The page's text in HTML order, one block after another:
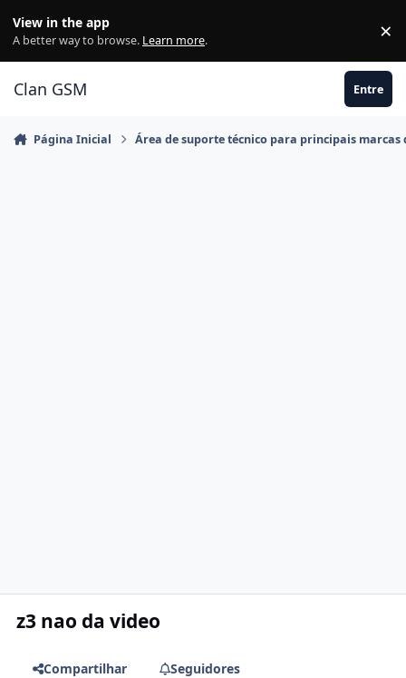
View in the app
A better way to browse. Learn more. ×
Clan GSM Entre
Página Inicial Área de suporte técnico para principais marcas
z3 nao da video
Compartilhar
Seguidores